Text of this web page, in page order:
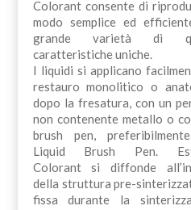
Colorant consente di
modo semplice ed
grande varietà di
caratteristiche uniche.
I liquidi si applicano
restauro monolitico o
dopo la fresatura, con un
non contenente metallo o
brush pen,
Liquid Brush Pen.
Colorant si diffonde
della struttura pre-
fissa durante la